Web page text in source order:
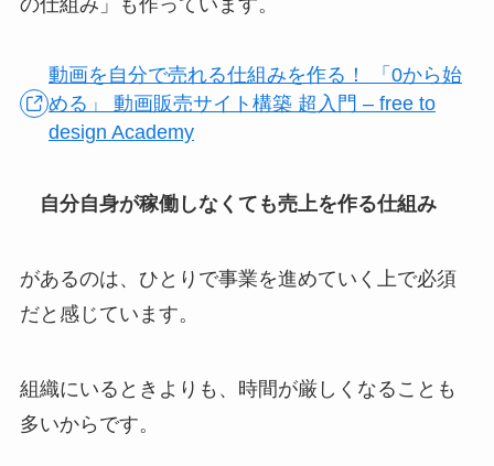
動画を自分で売れる仕組みを作る！ 「0から始
める」 動画販売サイト構築 超入門 – free to
design Academy
自分自身が稼働しなくても売上を作る仕組み
があるのは、ひとりで事業を進めていく上で必須
だと感じています。
組織にいるときよりも、時間が厳しくなることも
多いからです。